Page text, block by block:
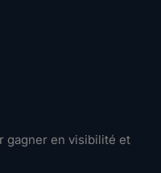
gagner en visibilité et